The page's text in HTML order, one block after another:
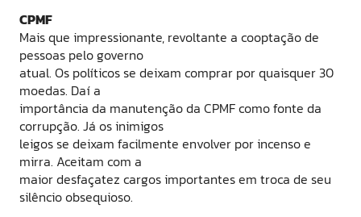
CPMF
Mais que impressionante, revoltante a cooptação de
pessoas pelo governo
atual. Os políticos se deixam comprar por quaisquer 30
moedas. Daí a
importância da manutenção da CPMF como fonte da
corrupção. Já os inimigos
leigos se deixam facilmente envolver por incenso e
mirra. Aceitam com a
maior desfaçatez cargos importantes em troca de seu
silêncio obsequioso.